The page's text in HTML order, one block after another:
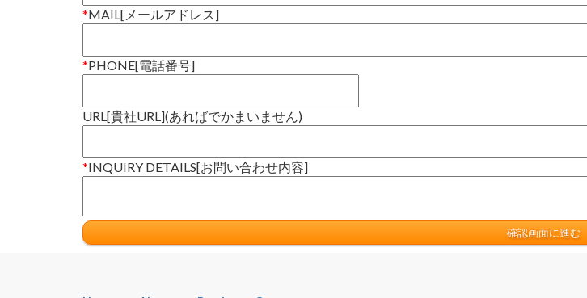
*MAIL[メールアドレス]
*PHONE[電話番号]
URL[貴社URL](あればでかまいません)
*INQUIRY DETAILS[お問い合わせ内容]